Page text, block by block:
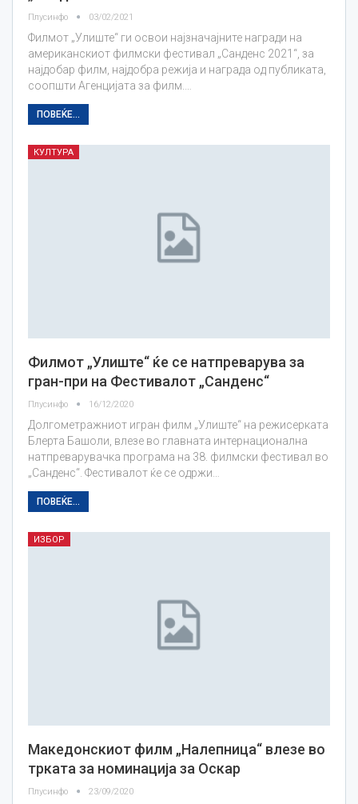
Плусинфо 03/02/2021
Филмот „Улиште“ ги освои најзначајните награди на
американскиот филмски фестивал „Санденс 2021“, за
најдобар филм, најдобра режија и награда од публиката,
соопшти Агенцијата за филм.…
ПОВЕЌЕ...
КУЛТУРА
Филмот „Улиште“ ќе се натпреварува за
гран-при на Фестивалот „Санденс“
Плусинфо 16/12/2020
Долгометражниот игран филм „Улиште“ на режисерката
Блерта Башоли, влезе во главната интернационална
натпреварувачка програма на 38. филмски фестивал во
„Санденс“. Фестивалот ќе се одржи…
ПОВЕЌЕ...
ИЗБОР
Македонскиот филм „Налепница“ влезе во
трката за номинација за Оскар
Плусинфо 23/09/2020